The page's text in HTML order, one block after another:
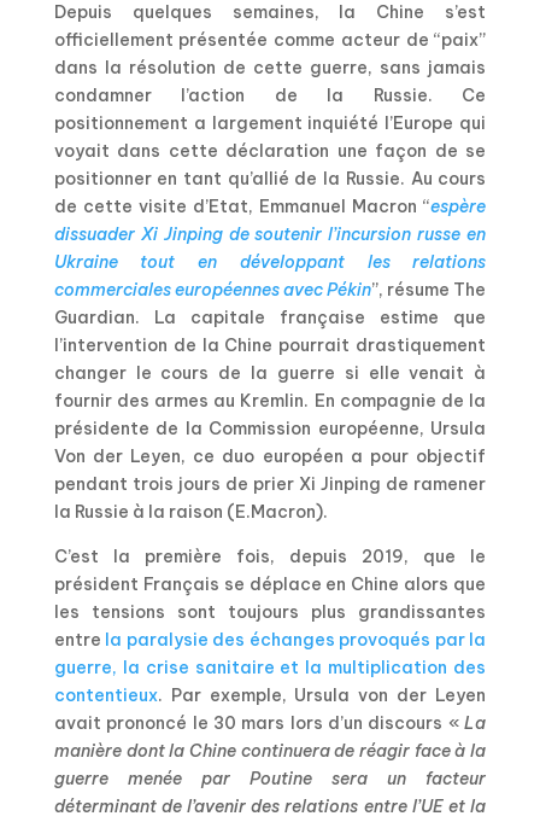
Depuis quelques semaines, la Chine s’est
officiellement présentée comme acteur de “paix”
dans la résolution de cette guerre, sans jamais
condamner l’action de la Russie. Ce
positionnement a largement inquiété l’Europe qui
voyait dans cette déclaration une façon de se
positionner en tant qu’allié de la Russie. Au cours
de cette visite d’Etat, Emmanuel Macron “espère
dissuader Xi Jinping de soutenir l’incursion russe en
Ukraine tout en développant les relations
commerciales européennes avec Pékin”, résume The
Guardian. La capitale française estime que
l’intervention de la Chine pourrait drastiquement
changer le cours de la guerre si elle venait à
fournir des armes au Kremlin. En compagnie de la
présidente de la Commission européenne, Ursula
Von der Leyen, ce duo européen a pour objectif
pendant trois jours de prier Xi Jinping de ramener
la Russie à la raison (E.Macron).
C’est la première fois, depuis 2019, que le
président Français se déplace en Chine alors que
les tensions sont toujours plus grandissantes
entre la paralysie des échanges provoqués par la
guerre, la crise sanitaire et la multiplication des
contentieux. Par exemple, Ursula von der Leyen
avait prononcé le 30 mars lors d’un discours «La
manière dont la Chine continuera de réagir face à la
guerre menée par Poutine sera un facteur
déterminant de l’avenir des relations entre l’UE et la